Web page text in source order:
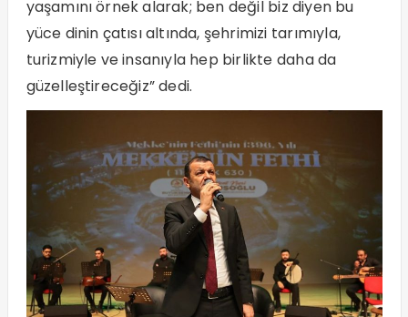
yaşamını örnek alarak; ben değil biz diyen bu
yüce dinin çatısı altında, şehrimizi tarımıyla,
turizmiyle ve insanıyla hep birlikte daha da
güzelleştireceğiz” dedi.